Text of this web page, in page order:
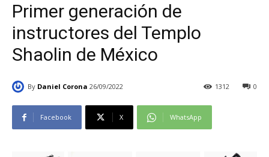
Primer generación de
instructores del Templo
Shaolin de México
By Daniel Corona 26/09/2022 0
1312
Facebook X WhatsApp